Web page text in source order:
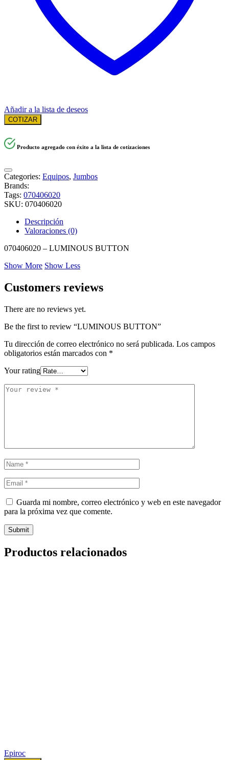
Añadir a la lista de deseos
COTIZAR
Producto agregado con éxito a la lista de cotizaciones
Categories: Equipos, Jumbos
Brands:
Tags: 070406020
SKU: 070406020
Descripción
Valoraciones (0)
070406020 – LUMINOUS BUTTON
Show More Show Less
Customers reviews
There are no reviews yet.
Be the first to review “LUMINOUS BUTTON”
Tu dirección de correo electrónico no será publicada. Los campos
obligatorios están marcados con *
Your rating
Guarda mi nombre, correo electrónico y web en este navegador
para la próxima vez que comente.
Productos relacionados
Epiroc